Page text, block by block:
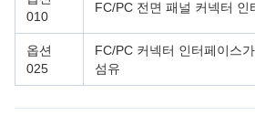
010
FC/PC 전면 패널 커넥터 인
옵션
025
FC/PC 커넥터 인터페이스
섬유